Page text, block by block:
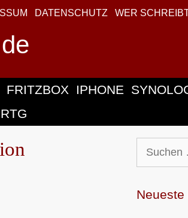
DATENSCHUTZ WER
FRITZBOX IPHONE
nach:
Neueste